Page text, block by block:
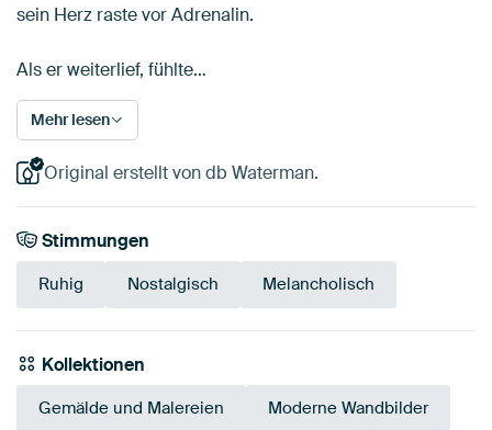
sein Herz raste vor Adrenalin.
Als er weiterlief, fühlte…
Mehr lesen
Original erstellt von db Waterman.
Stimmungen
Ruhig Nostalgisch Melancholisch
Kollektionen
Gemälde und Malereien Moderne Wandbilder